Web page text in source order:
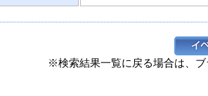
※検索結果一覧に戻る場合は、